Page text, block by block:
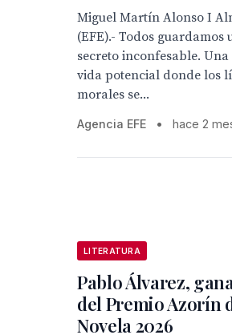
Miguel Martín Alonso I
(EFE).- Todos guardamos
secreto inconfesable.
vida potencial donde los
morales se...
Agencia EFE • hace 2
LITERATURA
Pablo Álvarez,
del Premio Azorín
Novela 2026